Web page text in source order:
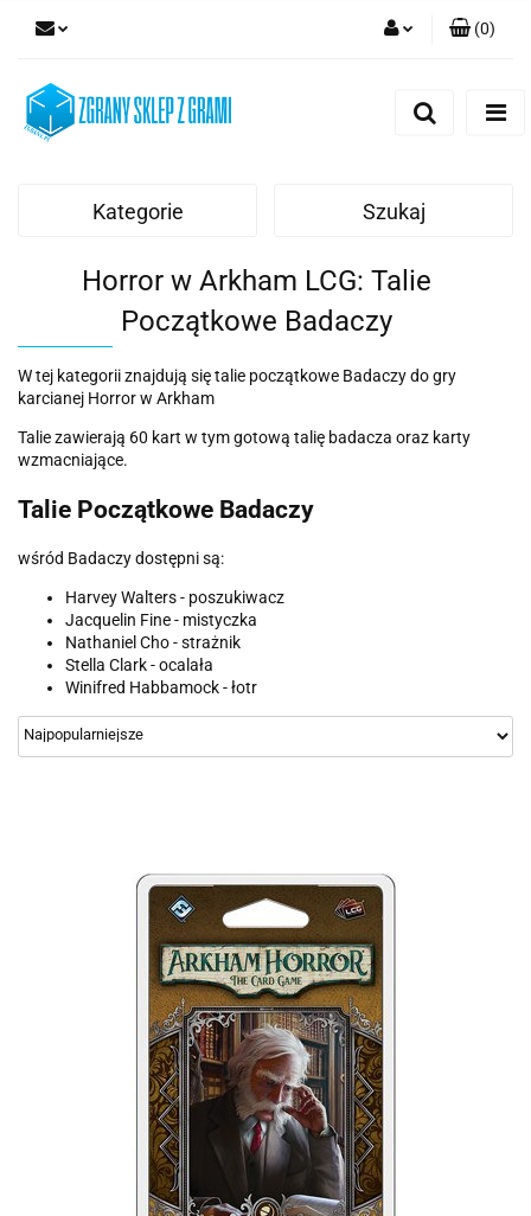
(0)
Kategorie Szukaj
Horror w Arkham LCG: Talie
Początkowe Badaczy
W tej kategorii znajdują się talie początkowe Badaczy do gry
karcianej Horror w Arkham
Talie zawierają 60 kart w tym gotową talię badacza oraz karty
wzmacniające.
Talie Początkowe Badaczy
wśród Badaczy dostępni są:
Harvey Walters - poszukiwacz
Jacquelin Fine - mistyczka
Nathaniel Cho - strażnik
Stella Clark - ocalała
Winifred Habbamock - łotr